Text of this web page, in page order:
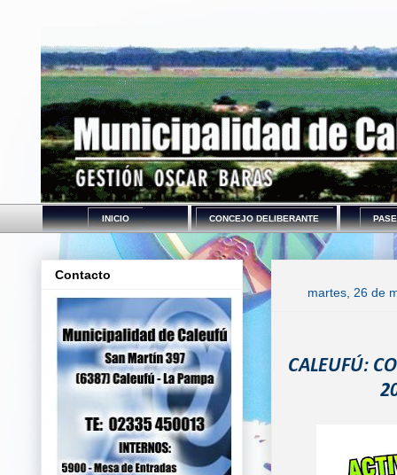
INICIO CONCEJO DELIBERANTE
martes, 26 de
CALEUFÚ:
Contacto